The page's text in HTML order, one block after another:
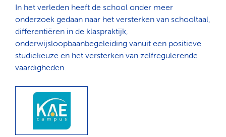
In het verleden heeft de school onder meer
onderzoek gedaan naar het versterken van schooltaal,
differentiëren in de klaspraktijk,
onderwijsloopbaanbegeleiding vanuit een positieve
studiekeuze en het versterken van zelfregulerende
vaardigheden.